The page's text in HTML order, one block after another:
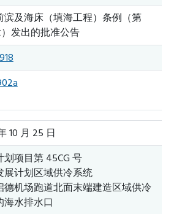
滨及海床（填海工程）条例（第
）发出的批准公告
10 月 25 日
划项目第 45CG 号
展计划区域供冷系统
德机场跑道北面末端建造区域供冷
海水排水口